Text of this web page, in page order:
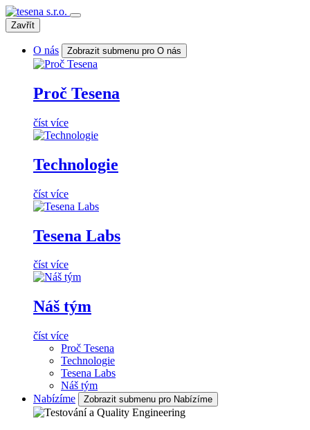
Zavřít
O nás Zobrazit submenu pro O nás
Proč Tesena
číst více
Technologie
číst více
Tesena Labs
číst více
Náš tým
číst více
Proč Tesena
Technologie
Tesena Labs
Náš tým
Nabízíme
Zobrazit submenu pro Nabízíme